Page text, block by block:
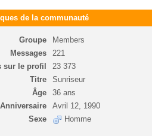
de la communauté
Groupe
Members
Messages
221
sur le profil
23 373
Titre
Sunriseur
Âge
36 ans
Anniversaire
Avril 12, 1990
Sexe
Homme